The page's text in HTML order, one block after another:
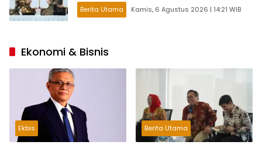
Berita Utama Kamis, 6 Agustus 2026 | 14:21 WIB
Ekonomi & Bisnis
Ekbis Berita Utama